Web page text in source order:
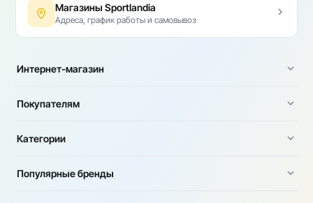
Магазины Sportlandia
Адреса, график работы и самовывоз
Интернет-магазин
Покупателям
Категории
Популярные бренды